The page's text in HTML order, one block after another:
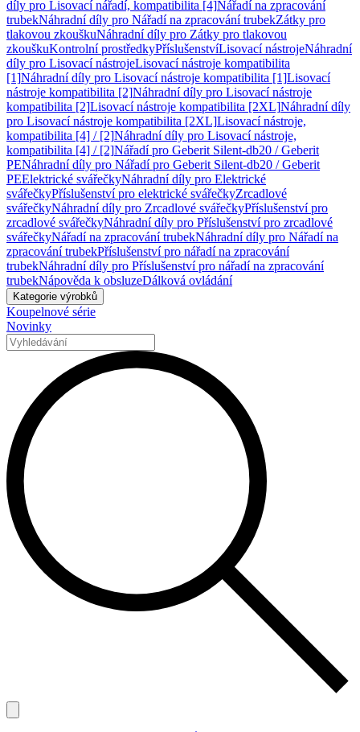
díly pro Lisovací nářadí, kompatibilita [4]Nářadí na zpracování
trubekNáhradní díly pro Nářadí na zpracování trubekZátky pro
tlakovou zkouškuNáhradní díly pro Zátky pro tlakovou
zkouškuKontrolní prostředkyPříslušenstvíLisovací nástrojeNáhradní
díly pro Lisovací nástrojeLisovací nástroje kompatibilita
[1]Náhradní díly pro Lisovací nástroje kompatibilita [1]Lisovací
nástroje kompatibilita [2]Náhradní díly pro Lisovací nástroje
kompatibilita [2]Lisovací nástroje kompatibilita [2XL]Náhradní díly
pro Lisovací nástroje kompatibilita [2XL]Lisovací nástroje,
kompatibilita [4] / [2]Náhradní díly pro Lisovací nástroje,
kompatibilita [4] / [2]Nářadí pro Geberit Silent-db20 / Geberit
PENáhradní díly pro Nářadí pro Geberit Silent-db20 / Geberit
PEElektrické svářečkyNáhradní díly pro Elektrické
svářečkyPříslušenství pro elektrické svářečkyZrcadlové
svářečkyNáhradní díly pro Zrcadlové svářečkyPříslušenství pro
zrcadlové svářečkyNáhradní díly pro Příslušenství pro zrcadlové
svářečkyNářadí na zpracování trubekNáhradní díly pro Nářadí na
zpracování trubekPříslušenství pro nářadí na zpracování
trubekNáhradní díly pro Příslušenství pro nářadí na zpracování
trubekNápověda k obsluzeDálková ovládání
Kategorie výrobků
Koupelnové série
Novinky